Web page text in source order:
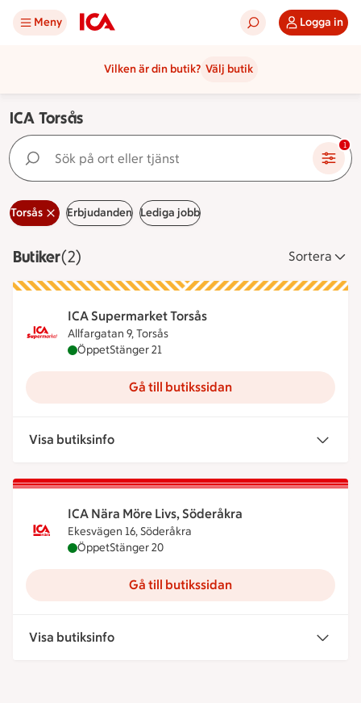
Meny Logga in
Vilken är din butik? Välj butik
ICA Torsås
Sök på ort eller tjänst 1
Torsås Erbjudanden Lediga jobb
ButikerVisar 2 stycken
(2) Sortera
ICA Supermarket Torsås
Allfargatan 9, Torsås
ICA Supermarket Torsås är öppen nu, stänger
ÖppetStänger 21
Gå till butikssidan
Visa butiksinfo
ICA Nära Möre Livs, Söderåkra
Ekesvägen 16, Söderåkra
ICA Nära Möre Livs, Söderåkra är öppen nu,
ÖppetStänger 20
Gå till butikssidan
Visa butiksinfo